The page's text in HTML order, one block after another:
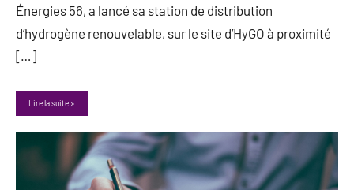
Énergies 56, a lancé sa station de distribution
d’hydrogène renouvelable, sur le site d’HyGO à proximité
[…]
Lire la suite